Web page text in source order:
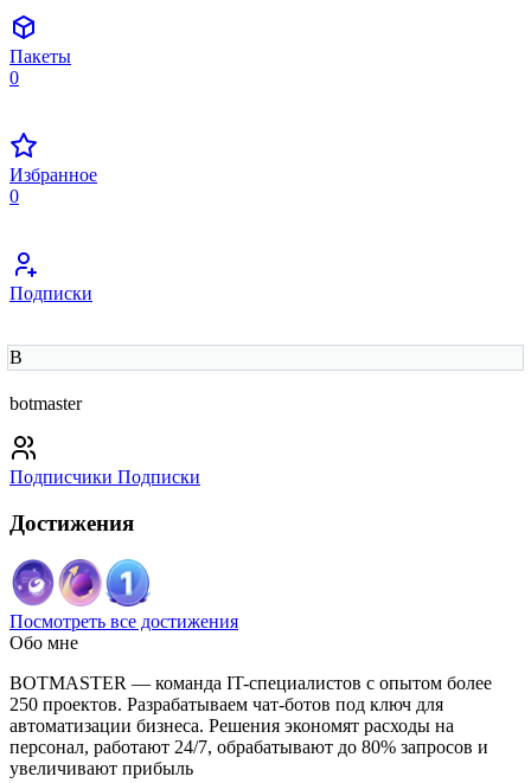
Пакеты
0
Избранное
0
Подписки
B
botmaster
Подписчики Подписки
Достижения
Посмотреть все достижения
Обо мне
BOTMASTER — команда IT-специалистов с опытом более
250 проектов. Разрабатываем чат-ботов под ключ для
автоматизации бизнеса. Решения экономят расходы на
персонал, работают 24/7, обрабатывают до 80% запросов и
увеличивают прибыль